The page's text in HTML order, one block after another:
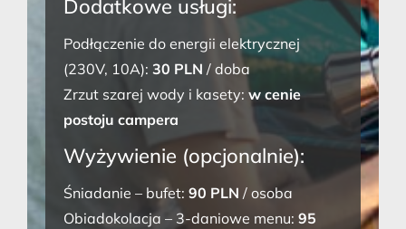
Dodatkowe usługi:
Podłączenie do energii elektrycznej
(230V, 10A): 30 PLN / doba
Zrzut szarej wody i kasety: w cenie
postoju campera
Wyżywienie (opcjonalnie):
Śniadanie – bufet: 90 PLN / osoba
Obiadokolacja – 3-daniowe menu: 95